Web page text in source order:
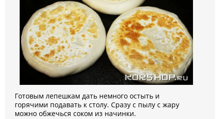
Готовым лепешкам дать немного остыть и
горячими подавать к столу. Сразу с пылу с жару
можно обжечься соком из начинки.